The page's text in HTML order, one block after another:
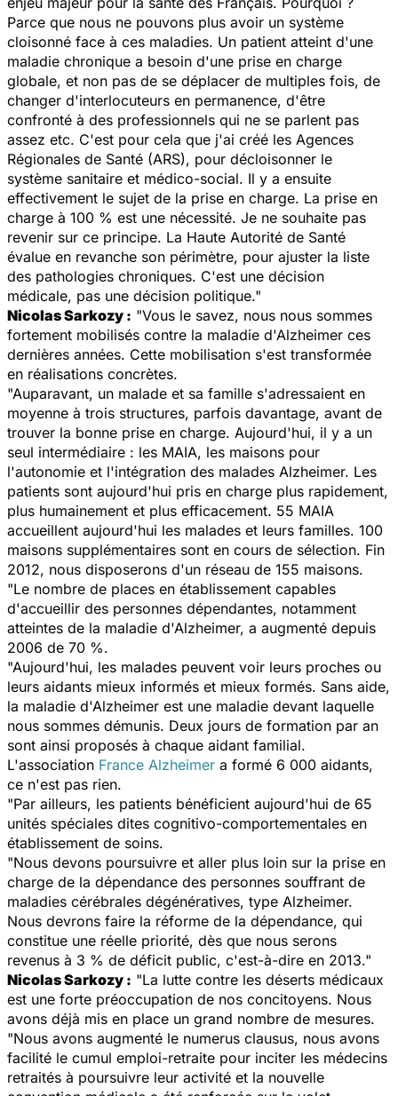
Parce que nous ne pouvons plus avoir un système
cloisonné face à ces maladies. Un patient atteint d'une
maladie chronique a besoin d'une prise en charge
globale, et non pas de se déplacer de multiples fois, de
changer d'interlocuteurs en permanence, d'être
confronté à des professionnels qui ne se parlent pas
assez etc. C'est pour cela que j'ai créé les Agences
Régionales de Santé (ARS), pour décloisonner le
système sanitaire et médico-social. Il y a ensuite
effectivement le sujet de la prise en charge. La prise en
charge à 100 % est une nécessité. Je ne souhaite pas
revenir sur ce principe. La Haute Autorité de Santé
évalue en revanche son périmètre, pour ajuster la liste
des pathologies chroniques. C'est une décision
médicale, pas une décision politique."
Nicolas Sarkozy : "Vous le savez, nous nous sommes
fortement mobilisés contre la maladie d'Alzheimer ces
dernières années. Cette mobilisation s'est transformée
en réalisations concrètes.
"Auparavant, un malade et sa famille s'adressaient en
moyenne à trois structures, parfois davantage, avant de
trouver la bonne prise en charge. Aujourd'hui, il y a un
seul intermédiaire : les MAIA, les maisons pour
l'autonomie et l'intégration des malades Alzheimer. Les
patients sont aujourd'hui pris en charge plus rapidement,
plus humainement et plus efficacement. 55 MAIA
accueillent aujourd'hui les malades et leurs familles. 100
maisons supplémentaires sont en cours de sélection. Fin
2012, nous disposerons d'un réseau de 155 maisons.
"Le nombre de places en établissement capables
d'accueillir des personnes dépendantes, notamment
atteintes de la maladie d'Alzheimer, a augmenté depuis
2006 de 70 %.
"Aujourd'hui, les malades peuvent voir leurs proches ou
leurs aidants mieux informés et mieux formés. Sans aide,
la maladie d'Alzheimer est une maladie devant laquelle
nous sommes démunis. Deux jours de formation par an
sont ainsi proposés à chaque aidant familial.
L'association France Alzheimer a formé 6 000 aidants,
ce n'est pas rien.
"Par ailleurs, les patients bénéficient aujourd'hui de 65
unités spéciales dites cognitivo-comportementales en
établissement de soins.
"Nous devons poursuivre et aller plus loin sur la prise en
charge de la dépendance des personnes souffrant de
maladies cérébrales dégénératives, type Alzheimer.
Nous devrons faire la réforme de la dépendance, qui
constitue une réelle priorité, dès que nous serons
revenus à 3 % de déficit public, c'est-à-dire en 2013."
Nicolas Sarkozy : "La lutte contre les déserts médicaux
est une forte préoccupation de nos concitoyens. Nous
avons déjà mis en place un grand nombre de mesures.
"Nous avons augmenté le numerus clausus, nous avons
facilité le cumul emploi-retraite pour inciter les médecins
retraités à poursuivre leur activité et la nouvelle